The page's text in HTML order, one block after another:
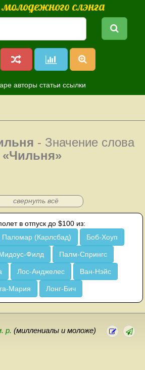
слэнга
авторы статьи ссылки
- Значение слова
«Чильня»
свернуть всё
в отпуск до $100 из:
Паломар (Карлсбад) Боб-Хоуп
Филд Палм-Спрингс
Лос-Анджелес Ван-Нэйс
Мария Лонг-Бич
р. (миллениалы и моложе)